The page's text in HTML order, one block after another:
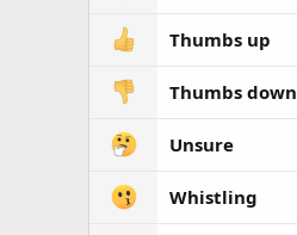
Thumbs up
Thumbs down
Unsure
Whistling